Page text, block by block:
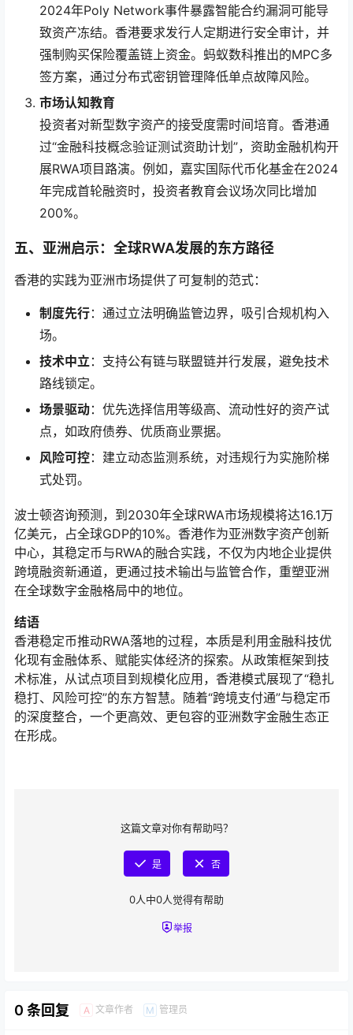
2024年Poly Network事件暴露智能合约漏洞可能导
致资产冻结。香港要求发行人定期进行安全审计，并
强制购买保险覆盖链上资金。蚂蚁数科推出的MPC多
签方案，通过分布式密钥管理降低单点故障风险。
市场认知教育
投资者对新型数字资产的接受度需时间培育。香港通
过“金融科技概念验证测试资助计划”，资助金融机构开
展RWA项目路演。例如，嘉实国际代币化基金在2024
年完成首轮融资时，投资者教育会议场次同比增加
200%。
五、亚洲启示：全球RWA发展的东方路径
香港的实践为亚洲市场提供了可复制的范式：
制度先行：通过立法明确监管边界，吸引合规机构入
场。
技术中立 ：支持公有链与联盟链并行发展，避免技术
路线锁定。
场景驱动：优先选择信用等级高、流动性好的资产试
点，如政府债券、优质商业票据。
风险可控：建立动态监测系统，对违规行为实施阶梯
式处罚。
波士顿咨询预测，到2030年全球RWA市场规模将达16.1万
亿美元，占全球GDP的10%。香港作为亚洲数字资产创新
中心，其稳定币与RWA的融合实践，不仅为内地企业提供
跨境融资新通道，更通过技术输出与监管合作，重塑亚洲
在全球数字金融格局中的地位。
结语
香港稳定币推动RWA落地的过程，本质是利用金融科技优
化现有金融体系、赋能实体经济的探索。从政策框架到技
术标准，从试点项目到规模化应用，香港模式展现了“稳扎
稳打、风险可控”的东方智慧。随着“跨境支付通”与稳定币
的深度整合，一个更高效、更包容的亚洲数字金融生态正
在形成。
这篇文章对你有帮助吗？
是 否
0人中0人觉得有帮助
举报
0 条回复 A 文章作者 M 管理员